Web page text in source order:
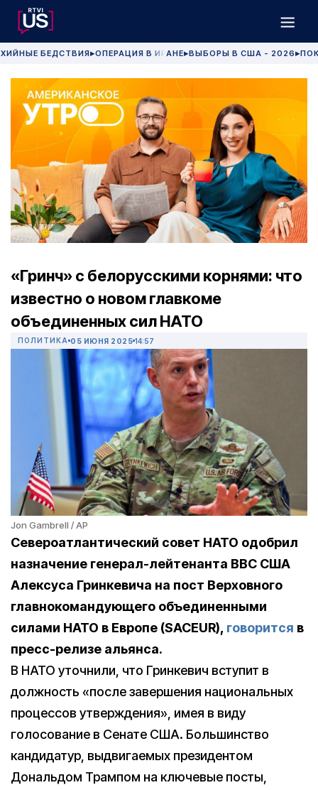
БЕДСТВИЯ▶ОПЕРАЦИЯ В ИРАНЕ▶ВЫБОРЫ В США - 2026 ▶
«Гринч» с белорусскими корнями: что
известно о новом главкоме
объединенных сил НАТО
ПОЛИТИКА 05 ИЮНЯ 2025 14:57
Jon Gambrell / AP
Североатлантический совет НАТО одобрил
назначение генерал-лейтенанта ВВС США
Алексуса Гринкевича на пост Верховного
главнокомандующего объединенными
силами НАТО в Европе (SACEUR), говорится в
пресс-релизе альянса.
В НАТО уточнили, что Гринкевич вступит в
должность «после завершения национальных
процессов утверждения», имея в виду
голосование в Сенате США. Большинство
кандидатур, выдвигаемых президентом
Дональдом Трампом на ключевые посты,